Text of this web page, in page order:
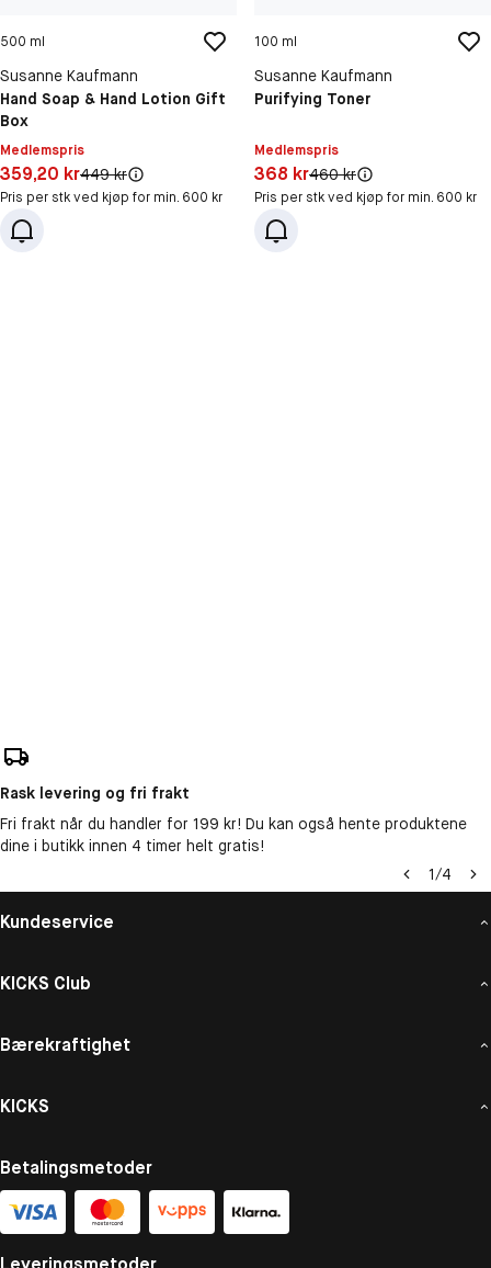
500 ml
Susanne Kaufmann
Hand Soap & Hand Lotion Gift
Box
Medlemspris
Pris: 359,20 kr
359,20 krOriginal pris:
449 kr
Pris per stk ved kjøp for min. 600 kr
100 ml
Susanne Kaufmann
Purifying Toner
Medlemspris
Pris: 368 kr
368 krOriginal pris:
460 kr
Pris per stk ved kjøp for min. 600 kr
Rask levering og fri frakt
Fri frakt når du handler for 199 kr! Du kan også hente produktene
dine i butikk innen 4 timer helt gratis!
1/4
Kundeservice
KICKS Club
Bærekraftighet
KICKS
Betalingsmetoder